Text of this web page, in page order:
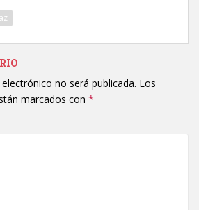
no será publicada. Los
marcados con *